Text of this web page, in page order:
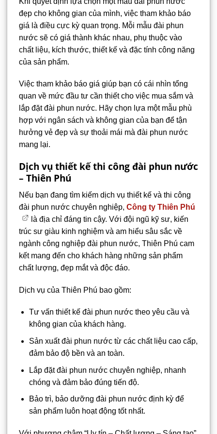
đẹp cho không gian của mình, việc tham khảo báo
giá là điều cực kỳ quan trọng. Mỗi mẫu đài phun
nước sẽ có giá thành khác nhau, phụ thuộc vào
chất liệu, kích thước, thiết kế và đặc tính công năng
của sản phẩm.
Việc tham khảo báo giá giúp bạn có cái nhìn tổng
quan về mức đầu tư cần thiết cho việc mua sắm và
lắp đặt đài phun nước. Hãy chọn lựa một mẫu phù
hợp với ngân sách và không gian của bạn để tận
hưởng vẻ đẹp và sự thoải mái mà đài phun nước
mang lại.
Dịch vụ thiết kế thi công đài phun nước
– Thiên Phú
Nếu bạn đang tìm kiếm dịch vụ thiết kế và thi công
đài phun nước chuyên nghiệp, Công ty Thiên Phú
là địa chỉ đáng tin cậy. Với đội ngũ kỹ sư, kiến
trúc sư giàu kinh nghiệm và am hiểu sâu sắc về
ngành công nghiệp đài phun nước, Thiên Phú cam
kết mang đến cho khách hàng những sản phẩm
chất lượng, đẹp mắt và độc đáo.
Dịch vụ của Thiên Phú bao gồm:
Tư vấn thiết kế đài phun nước theo yêu cầu và
không gian của khách hàng.
Sản xuất đài phun nước từ các chất liệu cao cấp,
đảm bảo độ bền và an toàn.
Lắp đặt đài phun nước chuyên nghiệp, nhanh
chóng và đảm bảo đúng tiến độ.
Bảo trì, bảo dưỡng đài phun nước định kỳ để
sản phẩm luôn hoạt động tốt nhất.